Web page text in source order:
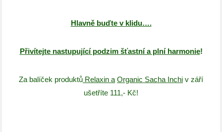
Hlavně buďte v klidu….
Přivítejte nastupující podzim šťastní a plní harmonie!
Za balíček produktů Relaxin a Organic Sacha Inchi v září
ušetříte 111,- Kč!